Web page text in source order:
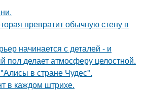
превратит обычную стену в
начинается с деталей - и
пол делает атмосферу целостной.
в стране Чудес".
в каждом штрихе.